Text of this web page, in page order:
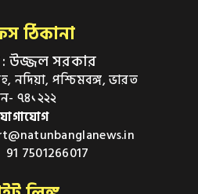
ঠিকানা
: উজ্জল সরকার
নদিয়া, পশ্চিমবঙ্গ, ভারত
৭৪১২২২
7501266017